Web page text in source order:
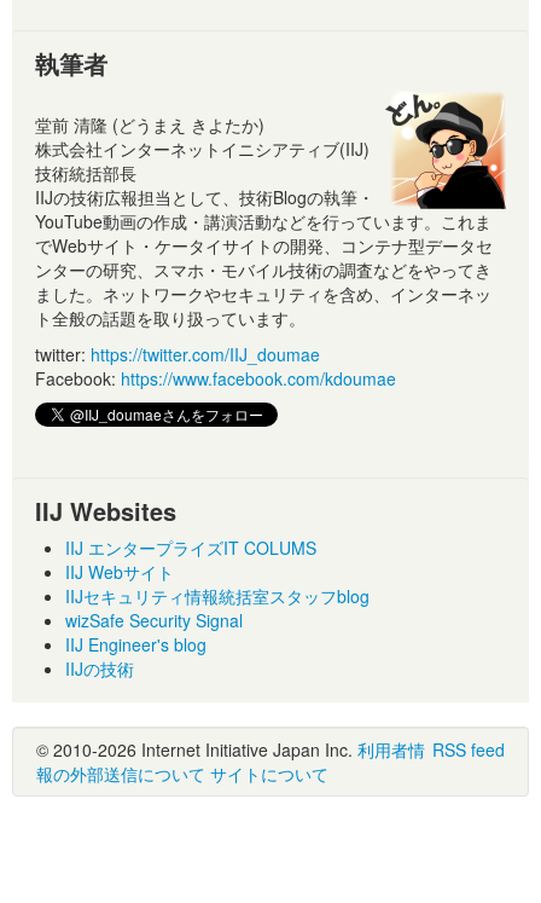
執筆者
堂前 清隆 (どうまえ きよたか)
株式会社インターネットイニシアティブ(IIJ)
技術統括部長
IIJの技術広報担当として、技術Blogの執筆・
YouTube動画の作成・講演活動などを行っています。これま
でWebサイト・ケータイサイトの開発、コンテナ型データセ
ンターの研究、スマホ・モバイル技術の調査などをやってき
ました。ネットワークやセキュリティを含め、インターネッ
ト全般の話題を取り扱っています。
twitter: https://twitter.com/IIJ_doumae
Facebook: https://www.facebook.com/kdoumae
IIJ Websites
IIJ エンタープライズIT COLUMS
IIJ Webサイト
IIJセキュリティ情報統括室スタッフblog
wizSafe Security Signal
IIJ Engineer's blog
IIJの技術
RSS feed
© 2010-2026 Internet Initiative Japan Inc. 利用者情
報の外部送信について サイトについて